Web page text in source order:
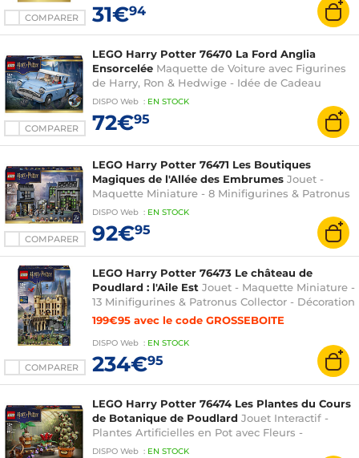
COMPARER 31€94
COMPARER
LEGO Harry Potter 76470 La Ford Anglia
Ensorcelée Maquette de Voiture avec Figurines
de Harry, Ron & Hedwige - Idée de Cadeau
d'Anniversaire pour Garçon, Fille & Ado dès 14
DISPO Web : EN STOCK
72€95
COMPARER
LEGO Harry Potter 76471 Les Boutiques
Magiques de l'Allée des Embrumes Jouet -
Maquette Miniature - 8 Minifigurines & Patronus
Collector - Décoration de Chambre - Cadeau
Garçon, Fille, Fan dès 8 ans
DISPO Web : EN STOCK
92€95
COMPARER
LEGO Harry Potter 76473 Le château de
Poudlard : l'Aile Est Jouet - Maquette Miniature -
13 Minifigurines & Patronus Collector - Décoration
Chambre d'Enfant - Cadeau Garçon, Fille ou Fan
199€95 avec le code GROSSEBOITE
DISPO Web : EN STOCK
234€95
LEGO Harry Potter 76474 Les Plantes du Cours
de Botanique de Poudlard Jouet Interactif -
Plantes Artificielles en Pot avec Fleurs -
Décoration de Chambre - Cadeau Garçon, Fille
DISPO Web : EN STOCK